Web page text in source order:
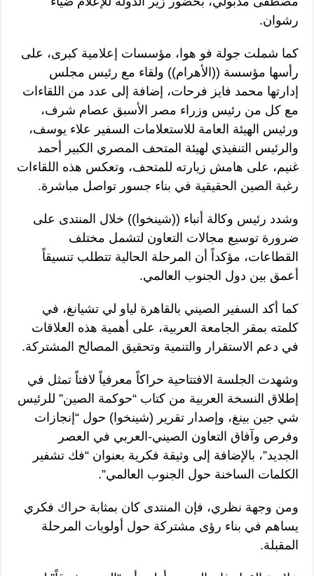
رشوان.
كما شملت جولة فو هوا، مؤسسات إعلامية كبرى، على
رأسها مؤسسة ((الأهرام)) ولقاء مع رئيس مجلس
إدارتها محمد فايز فرحات، إضافة إلى عدد من اللقاءات
مع كل من رئيس وزراء مصر الأسبق عصام شرف،
ورئيس الهيئة العامة للاستعلامات السفير علاء يوسف،
والرئيس التنفيذي لهيئة المتحف المصري الكبير أحمد
غنيم، على هامش زيارته للمتحف، وتعكس هذه اللقاءات
رغبة الصين الحقيقية في بناء جسور تواصل مباشرة.
وشدد رئيس وكالة أنباء ((شينخوا)) خلال المنتدى على
ضرورة توسيع مجالات التعاون لتشمل مختلف
القطاعات، مؤكداً أن المرحلة الحالية تتطلب تنسيقاً
أعمق بين دول الجنوب العالمي.
كما أكد السفير الصيني بالقاهرة لياو لي تشيانغ، في
كلمته بمقر الجامعة العربية، على أهمية هذه العلاقات
في دعم الاستقرار والتنمية وتحقيق المصالح المشتركة.
وشهدت الجلسة الافتتاحية حراكاً معرفياً لافتاً تمثل في
إطلاق النسخة العربية من كتاب “حوكمة الصين” للرئيس
شي جين بينغ، وإصدار تقرير (شينخوا) حول “إنجازات
وفرص وآفاق التعاون الصيني-العربي في العصر
الجديد”، بالإضافة إلى وثيقة فكرية بعنوان “فك تشفير
الكلمات الساخنة حول الجنوب العالمي”.
ومن وجهة نظري، فإن المنتدى كان بمثابة حراك فكري
يساهم في بناء رؤى مشتركة حول أولويات المرحلة
المقبلة.